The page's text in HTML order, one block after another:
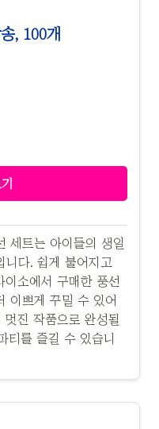
, 100개
세트는 아이들의 생일
니다. 쉽게 불어지고
이소에서 구매한 풍선
이쁘게 꾸밀 수 있어
진 작품으로 완성될
티를 즐길 수 있습니